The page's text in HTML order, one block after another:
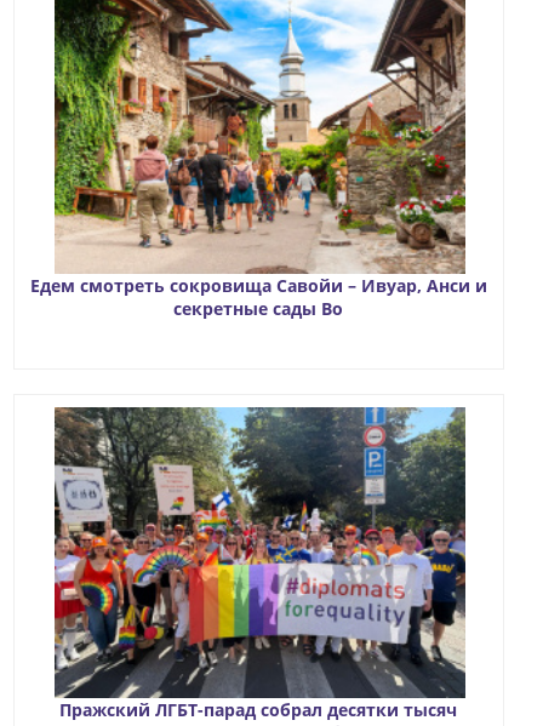
Едем смотреть сокровища Савойи – Ивуар, Анси и
секретные сады Во
Пражский ЛГБТ-парад собрал десятки тысяч